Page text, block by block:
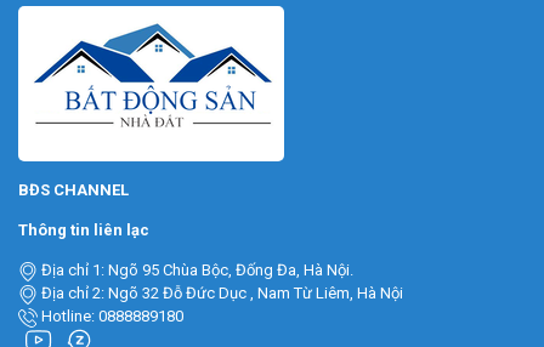
BĐS CHANNEL
Thông tin liên lạc
Địa chỉ 1: Ngõ 95 Chùa Bộc, Đống Đa, Hà Nội.
Địa chỉ 2: Ngõ 32 Đỗ Đức Dục , Nam Từ Liêm, Hà Nội
Hotline: 0888889180